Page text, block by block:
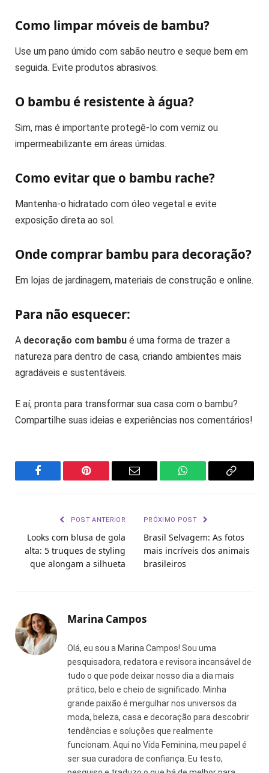
Como limpar móveis de bambu?
Use um pano úmido com sabão neutro e seque bem em
seguida. Evite produtos abrasivos.
O bambu é resistente à água?
Sim, mas é importante protegê-lo com verniz ou
impermeabilizante em áreas úmidas.
Como evitar que o bambu rache?
Mantenha-o hidratado com óleo vegetal e evite
exposição direta ao sol.
Onde comprar bambu para decoração?
Em lojas de jardinagem, materiais de construção e online.
Para não esquecer:
A decoração com bambu é uma forma de trazer a
natureza para dentro de casa, criando ambientes mais
agradáveis e sustentáveis.
E aí, pronta para transformar sua casa com o bambu?
Compartilhe suas ideias e experiências nos comentários!
Facebook Pinterest Email WhatsAppCopy
POST ANTERIOR
Looks com blusa de gola
alta: 5 truques de styling
que alongam a silhueta
PRÓXIMO POST
Brasil Selvagem: As fotos
mais incríveis dos animais
brasileiros
Marina Campos
Olá, eu sou a Marina Campos! Sou uma
pesquisadora, redatora e revisora incansável de
tudo o que pode deixar nosso dia a dia mais
prático, belo e cheio de significado. Minha
grande paixão é mergulhar nos universos da
moda, beleza, casa e decoração para descobrir
tendências e soluções que realmente
funcionam. Aqui no Vida Feminina, meu papel é
ser sua curadora de confiança. Eu testo,